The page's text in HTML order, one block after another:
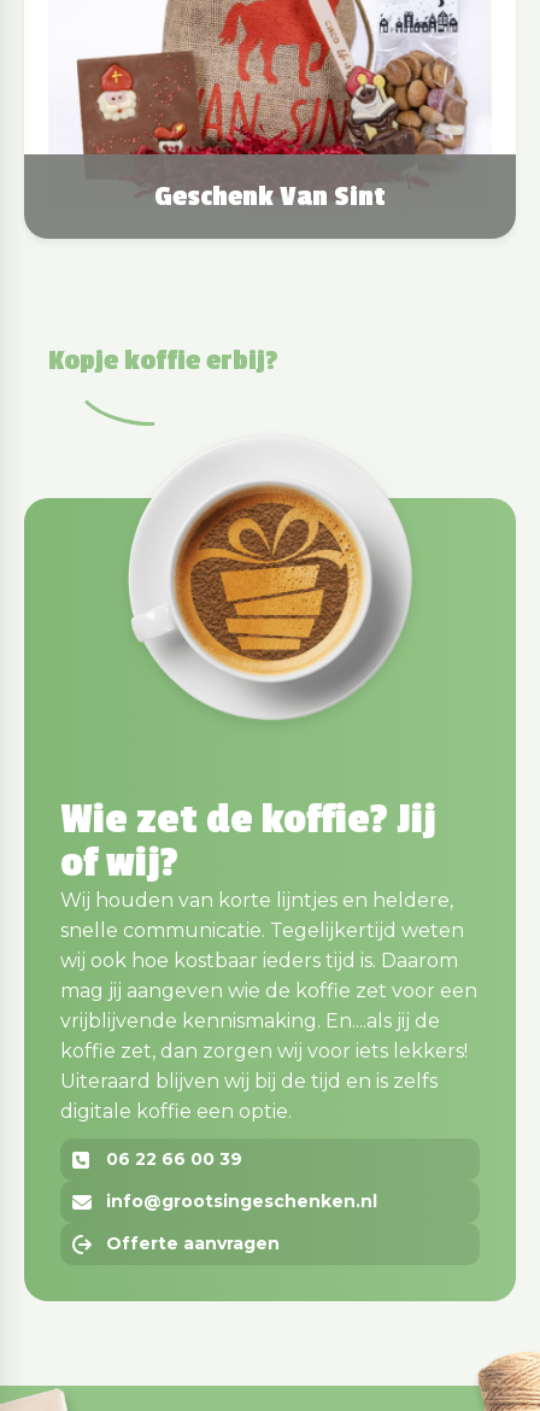
Geschenk Van Sint
Kopje koffie erbij?
Wie zet de koffie? Jij
of wij?
Wij houden van korte lijntjes en heldere,
snelle communicatie. Tegelijkertijd weten
wij ook hoe kostbaar ieders tijd is. Daarom
mag jij aangeven wie de koffie zet voor een
vrijblijvende kennismaking. En....als jij de
koffie zet, dan zorgen wij voor iets lekkers!
Uiteraard blijven wij bij de tijd en is zelfs
digitale koffie een optie.
06 22 66 00 39
info@grootsingeschenken.nl
Offerte aanvragen